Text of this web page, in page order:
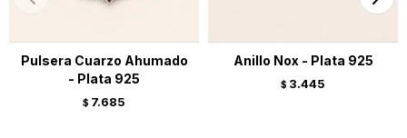
Pulsera Cuarzo Ahumado
- Plata 925
$ 7.685
Anillo Nox - Plata 925
$ 3.445